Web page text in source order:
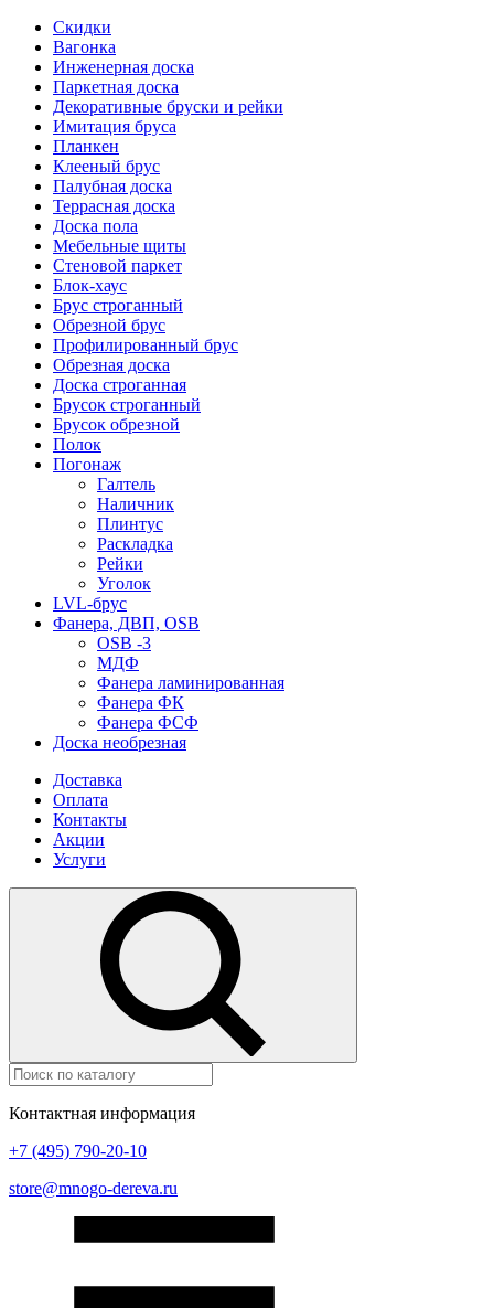
Скидки
Вагонка
Инженерная доска
Паркетная доска
Декоративные бруски и рейки
Имитация бруса
Планкен
Клееный брус
Палубная доска
Террасная доска
Доска пола
Мебельные щиты
Стеновой паркет
Блок-хаус
Брус строганный
Обрезной брус
Профилированный брус
Обрезная доска
Доска строганная
Брусок строганный
Брусок обрезной
Полок
Погонаж
Галтель
Наличник
Плинтус
Раскладка
Рейки
Уголок
LVL-брус
Фанера, ДВП, OSB
OSB -3
МДФ
Фанера ламинированная
Фанера ФК
Фанера ФСФ
Доска необрезная
Доставка
Оплата
Контакты
Акции
Услуги
Контактная информация
+7 (495) 790-20-10
store@mnogo-dereva.ru